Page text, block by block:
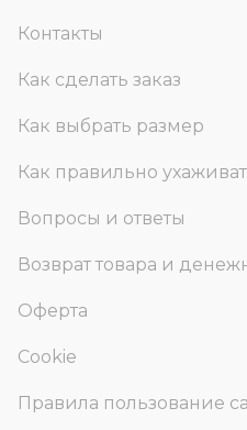
Контакты
Как сделать заказ
Как выбрать размер
Как правильно
Вопросы и ответы
Возврат товара и
Оферта
Cookie
Правила пользование